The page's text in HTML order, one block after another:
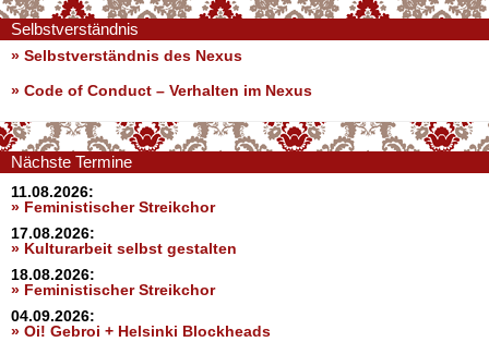
Selbstverständnis
» Selbstverständnis des Nexus
» Code of Conduct – Verhalten im Nexus
Nächste Termine
11.08.2026:
» Feministischer Streikchor
17.08.2026:
» Kulturarbeit selbst gestalten
18.08.2026:
» Feministischer Streikchor
04.09.2026:
» Oi! Gebroi + Helsinki Blockheads